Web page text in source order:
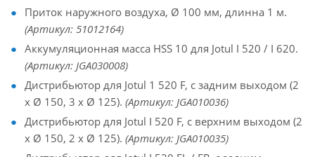
Приток наружного воздуха, Ø 100 мм, длинна 1 м.
(Артикул: 51012164)
Аккумуляционная масса HSS 10 для Jotul I 520 / I 620.
(Артикул: JGA030008)
Дистрибьютор для Jotul 1 520 F, с задним выходом (2
x Ø 150, 3 x Ø 125). (Артикул: JGA010036)
Дистрибьютор для Jotul I 520 F, с верхним выходом (2
x Ø 150, 2 х Ø 125). (Артикул: JGA010035)